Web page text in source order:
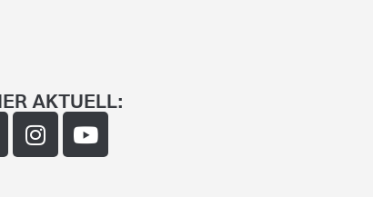
AKTUELL: